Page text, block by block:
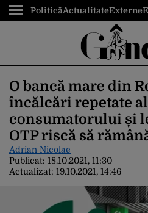
PoliticăActualitateExterne
O bancă mare din
încălcări repetate
consumatorului și
OTP riscă să
Adrian Nicolae
Publicat: 18.10.2021, 11:30
Actualizat: 19.10.2021, 14:46